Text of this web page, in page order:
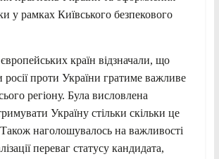
у рамках Київського безпекового
країн відзначали, що
росії проти України гратиме важливе
регіону. Була висловлена
Україну стільки скільки це
наголошувалось на важливості
переваг статусу кандидата,